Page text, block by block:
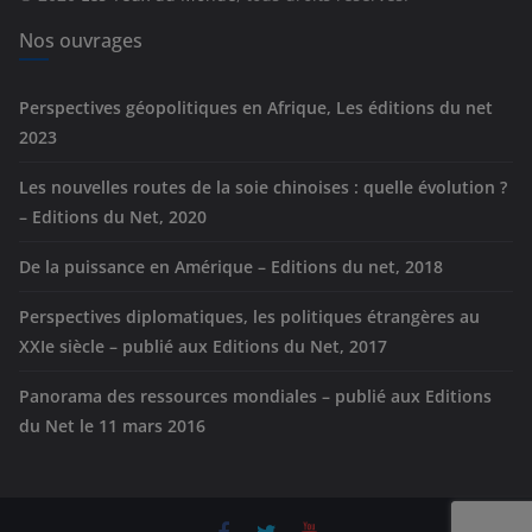
e
s
Nos ouvrages
Perspectives géopolitiques en Afrique, Les éditions du net
2023
Les nouvelles routes de la soie chinoises : quelle évolution ?
– Editions du Net, 2020
De la puissance en Amérique – Editions du net, 2018
Perspectives diplomatiques, les politiques étrangères au
XXIe siècle – publié aux Editions du Net, 2017
Panorama des ressources mondiales – publié aux Editions
du Net le 11 mars 2016